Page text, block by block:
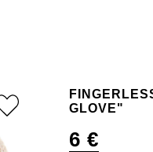
GLOVE"
6 €